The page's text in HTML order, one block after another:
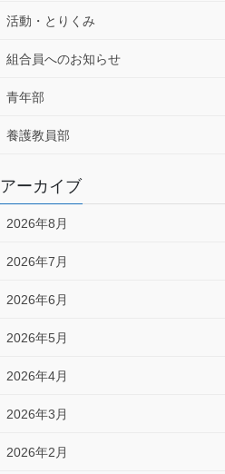
活動・とりくみ
組合員へのお知らせ
青年部
養護教員部
アーカイブ
2026年8月
2026年7月
2026年6月
2026年5月
2026年4月
2026年3月
2026年2月